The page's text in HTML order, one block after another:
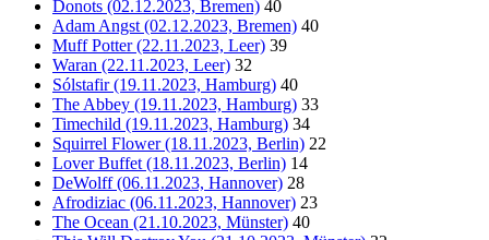
Donots (02.12.2023, Bremen) 40
Adam Angst (02.12.2023, Bremen) 40
Muff Potter (22.11.2023, Leer) 39
Waran (22.11.2023, Leer) 32
Sólstafir (19.11.2023, Hamburg) 40
The Abbey (19.11.2023, Hamburg) 33
Timechild (19.11.2023, Hamburg) 34
Squirrel Flower (18.11.2023, Berlin) 22
Lover Buffet (18.11.2023, Berlin) 14
DeWolff (06.11.2023, Hannover) 28
Afrodiziac (06.11.2023, Hannover) 23
The Ocean (21.10.2023, Münster) 40